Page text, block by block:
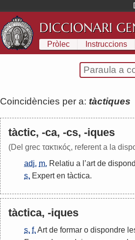
DICCIONARI
Pròlec Instruccions
Coincidències per a: tàctiques
tàctic, -ca, -cs, -iques
(Del grec τακτικóς, referent a la
adj. m. Relatiu a ’art de
s. Expert en tàctica.
tàctica, -iques
s. f. Art de formar o dispondre